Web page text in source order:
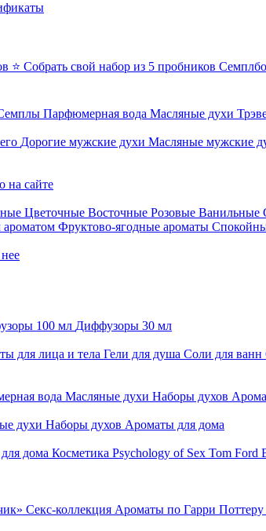
⭐ Собрать свой набор из 5 пробников
Парфюмерная вода Масляные духи
Дорогие мужские духи Масляные мужские
на сайте
Цветочные Восточные Розовые Ванильные
ароматом Фруктово-ягодные ароматы
100 мл Диффузоры 30 мл
для лица и тела Гели для душа Соли для ванн
вода Масляные духи Наборы духов
духи Наборы духов Ароматы для дома
дома Косметика Psychology of Sex Tom Ford
Секс-коллекция Ароматы по Гарри Поттеру